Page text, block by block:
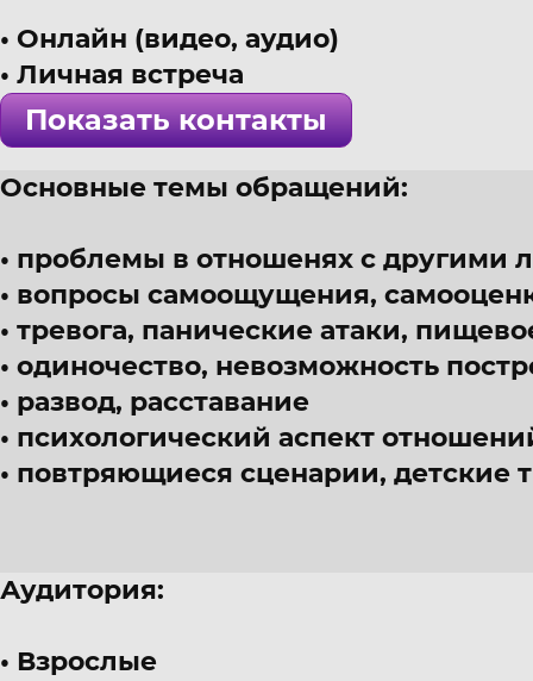
г. Москва
Психолог,
! Специалист проверен >>>
Онлайн (видео, аудио)
Личная встреча
Показать контакты
Основные темы обращений:
проблемы в отношенях с другими
вопросы самоощущения,
тревога, панические атаки,
одиночество, невозможность
развод, расставание
психологический аспект
повтряющиеся сценарии, детские
Аудитория:
Взрослые